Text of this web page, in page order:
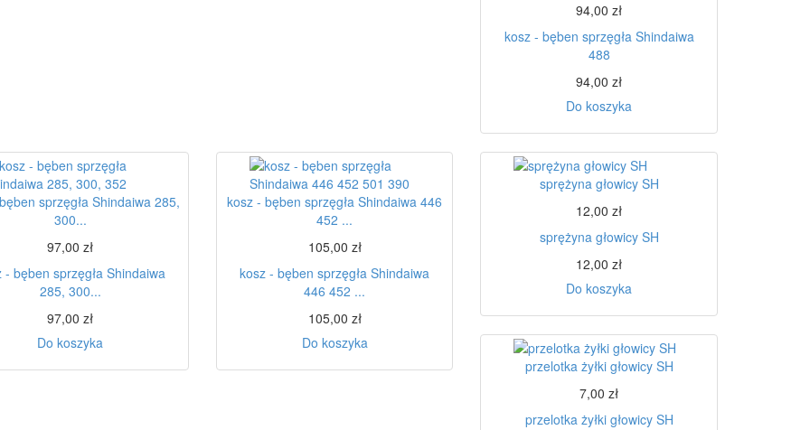
94,00 zł
kosz - bęben sprzęgła Shindaiwa
488
94,00 zł
Do koszyka
sprzęgła Shindaiwa 285,
300...
97,00 zł
- bęben sprzęgła Shindaiwa
285, 300...
97,00 zł
Do koszyka
kosz - bęben sprzęgła Shindaiwa 446
452 ...
105,00 zł
kosz - bęben sprzęgła Shindaiwa
446 452 ...
105,00 zł
Do koszyka
sprężyna głowicy SH
12,00 zł
sprężyna głowicy SH
12,00 zł
Do koszyka
przelotka żyłki głowicy SH
7,00 zł
przelotka żyłki głowicy SH